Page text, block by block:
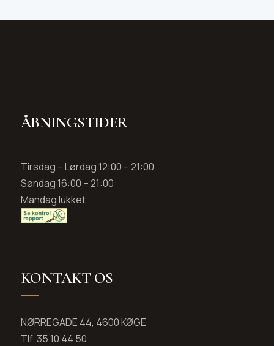
ÅBNINGSTIDER
Tirsdag – Lørdag 12:00 – 21:00
Søndag 16:00 – 21:00
Mandag lukket
KONTAKT OS
NØRREGADE 44, 4600 KØGE
Tlf. 35 10 44 50